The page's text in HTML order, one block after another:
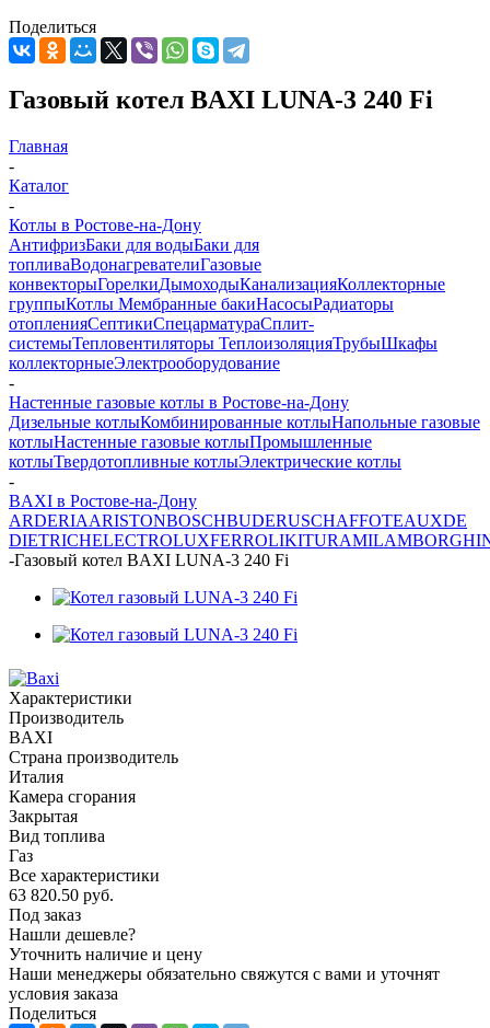
Поделиться
Газовый котел BAXI LUNA-3 240 Fi
Главная
-
Каталог
-
Котлы в Ростове-на-Дону
АнтифризБаки для водыБаки для
топливаВодонагревателиГазовые
конвекторыГорелкиДымоходыКанализацияКоллекторные
группыКотлы Мембранные бакиНасосыРадиаторы
отопленияСептикиСпецарматураСплит-
системыТепловентиляторы ТеплоизоляцияТрубыШкафы
коллекторныеЭлектрооборудование
-
Настенные газовые котлы в Ростове-на-Дону
Дизельные котлыКомбинированные котлыНапольные газовые
котлыНастенные газовые котлыПромышленные
котлыТвердотопливные котлыЭлектрические котлы
-
BAXI в Ростове-на-Дону
ARDERIAARISTONBOSCHBUDERUSCHAFFOTEAUXDE
DIETRICHELECTROLUXFERROLIKITURAMI
-Газовый котел BAXI LUNA-3 240 Fi
Характеристики
Производитель
BAXI
Страна производитель
Италия
Камера сгорания
Закрытая
Вид топлива
Газ
Все характеристики
63 820.50 руб.
Под заказ
Нашли дешевле?
Уточнить наличие и цену
Наши менеджеры обязательно свяжутся с вами и уточнят
условия заказа
Поделиться